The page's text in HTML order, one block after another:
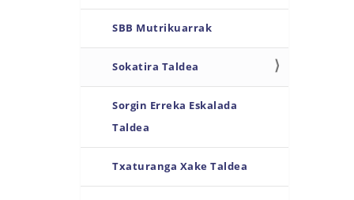
SBB Mutrikuarrak
Sokatira Taldea
Sorgin Erreka Eskalada
Taldea
Txaturanga Xake Taldea